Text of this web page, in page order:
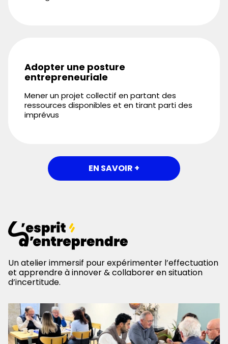
Adopter une posture
entrepreneuriale
Mener un projet collectif en partant des
ressources disponibles et en tirant parti des
imprévus
EN SAVOIR +
Un atelier immersif pour expérimenter l’effectuation
et apprendre à innover & collaborer en situation
d’incertitude.